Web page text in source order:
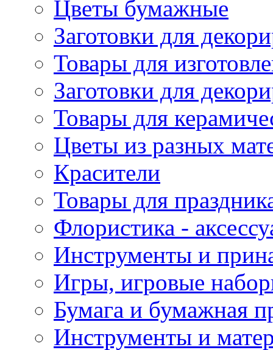
Цветы бумажные
Заготовки для
Товары для
Заготовки для
Товары для
Цветы из разных
Красители
Товары для
Флористика -
Инструменты и
Игры, игровые
Бумага и бумажная
Инструменты и